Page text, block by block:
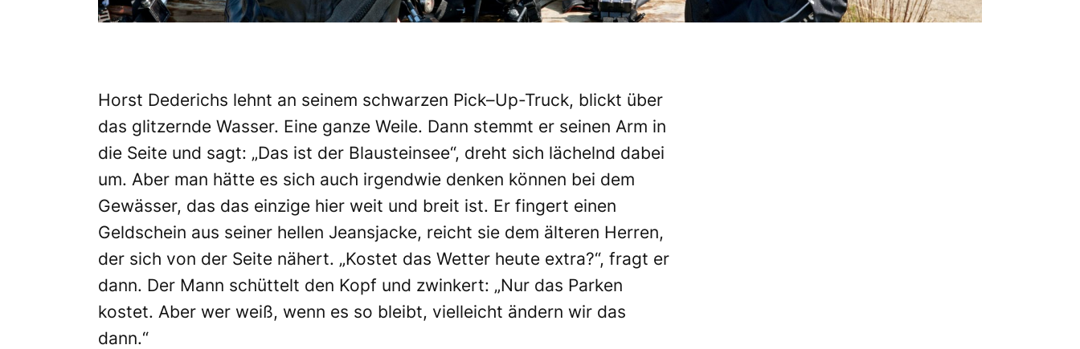
Horst Dederichs lehnt an seinem schwarzen Pick–Up-Truck, blickt über
das glitzernde Wasser. Eine ganze Weile. Dann stemmt er seinen Arm in
die Seite und sagt: „Das ist der Blausteinsee“, dreht sich lächelnd dabei
um. Aber man hätte es sich auch irgendwie denken können bei dem
Gewässer, das das einzige hier weit und breit ist. Er fingert einen
Geldschein aus seiner hellen Jeansjacke, reicht sie dem älteren Herren,
der sich von der Seite nähert. „Kostet das Wetter heute extra?“, fragt er
dann. Der Mann schüttelt den Kopf und zwinkert: „Nur das Parken
kostet. Aber wer weiß, wenn es so bleibt, vielleicht ändern wir das
dann.“